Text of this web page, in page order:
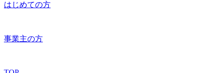
はじめての方
事業主の方